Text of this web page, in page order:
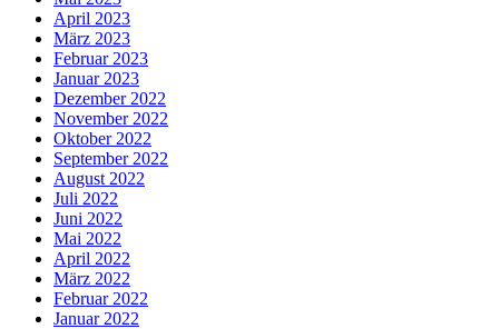
April 2023
März 2023
Februar 2023
Januar 2023
Dezember 2022
November 2022
Oktober 2022
September 2022
August 2022
Juli 2022
Juni 2022
Mai 2022
April 2022
März 2022
Februar 2022
Januar 2022